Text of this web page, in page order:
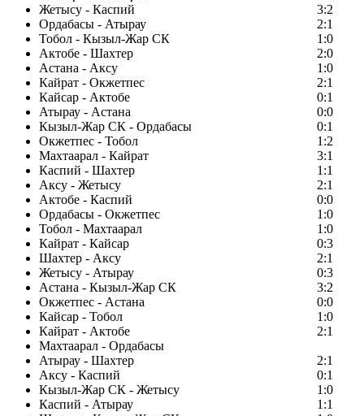
Жетысу - Каспий
3:2
Ордабасы - Атырау
2:1
Тобол - Кызыл-Жар СК
1:0
Актобе - Шахтер
2:0
Астана - Аксу
1:0
Кайрат - Окжетпес
2:1
Кайсар - Актобе
0:1
Атырау - Астана
0:0
Кызыл-Жар СК - Ордабасы
0:1
Окжетпес - Тобол
1:2
Махтаарал - Кайрат
3:1
Каспий - Шахтер
1:1
Аксу - Жетысу
2:1
Актобе - Каспий
0:0
Ордабасы - Окжетпес
1:0
Тобол - Махтаарал
1:0
Кайрат - Кайсар
0:3
Шахтер - Аксу
2:1
Жетысу - Атырау
0:3
Астана - Кызыл-Жар СК
3:2
Окжетпес - Астана
0:0
Кайсар - Тобол
1:0
Кайрат - Актобе
2:1
Махтаарал - Ордабасы
Атырау - Шахтер
2:1
Аксу - Каспий
0:1
Кызыл-Жар СК - Жетысу
1:0
Каспий - Атырау
1:1